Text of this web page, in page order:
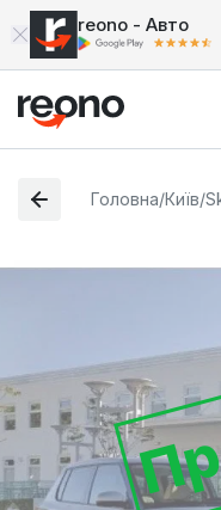
reono - Авто
Головна/Київ/